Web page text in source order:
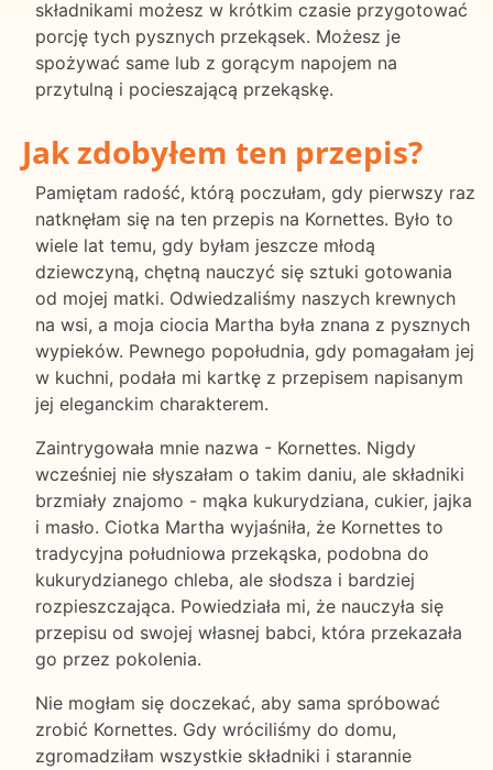
składnikami możesz w krótkim czasie przygotować
porcję tych pysznych przekąsek. Możesz je
spożywać same lub z gorącym napojem na
przytulną i pocieszającą przekąskę.
Jak zdobyłem ten przepis?
Pamiętam radość, którą poczułam, gdy pierwszy raz
natknęłam się na ten przepis na Kornettes. Było to
wiele lat temu, gdy byłam jeszcze młodą
dziewczyną, chętną nauczyć się sztuki gotowania
od mojej matki. Odwiedzaliśmy naszych krewnych
na wsi, a moja ciocia Martha była znana z pysznych
wypieków. Pewnego popołudnia, gdy pomagałam jej
w kuchni, podała mi kartkę z przepisem napisanym
jej eleganckim charakterem.
Zaintrygowała mnie nazwa - Kornettes. Nigdy
wcześniej nie słyszałam o takim daniu, ale składniki
brzmiały znajomo - mąka kukurydziana, cukier, jajka
i masło. Ciotka Martha wyjaśniła, że Kornettes to
tradycyjna południowa przekąska, podobna do
kukurydzianego chleba, ale słodsza i bardziej
rozpieszczająca. Powiedziała mi, że nauczyła się
przepisu od swojej własnej babci, która przekazała
go przez pokolenia.
Nie mogłam się doczekać, aby sama spróbować
zrobić Kornettes. Gdy wróciliśmy do domu,
zgromadziłam wszystkie składniki i starannie